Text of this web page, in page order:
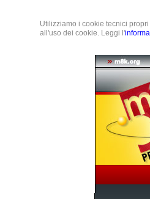
Utilizziamo i cookie tecnici
all'uso dei cookie. Leggi l'